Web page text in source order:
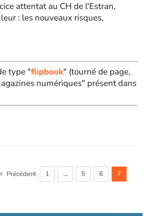
attentat au CH de l'Estran,
: les nouveaux risques,
type "flipbook" (tourné de page,
numériques" présent dans
Précédent 1 … 5 6 7